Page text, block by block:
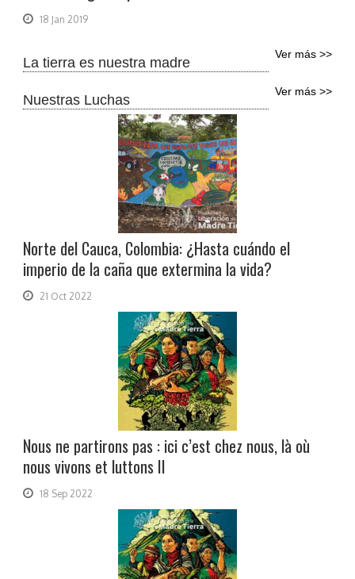
18 Jan 2019
La tierra es nuestra madre
Ver más >>
Nuestras Luchas
Ver más >>
Norte del Cauca, Colombia: ¿Hasta cuándo el
imperio de la caña que extermina la vida?
21 Oct 2022
Nous ne partirons pas : ici c’est chez nous, là où
nous vivons et luttons II
18 Sep 2022